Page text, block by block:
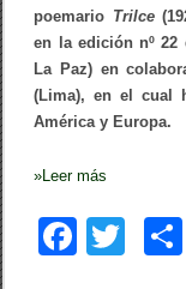
E
C
É
A
R
poemario Trilce
en la edición nº
La Paz) en
(Lima), en el cual
América y Europa.
» Leer más
F